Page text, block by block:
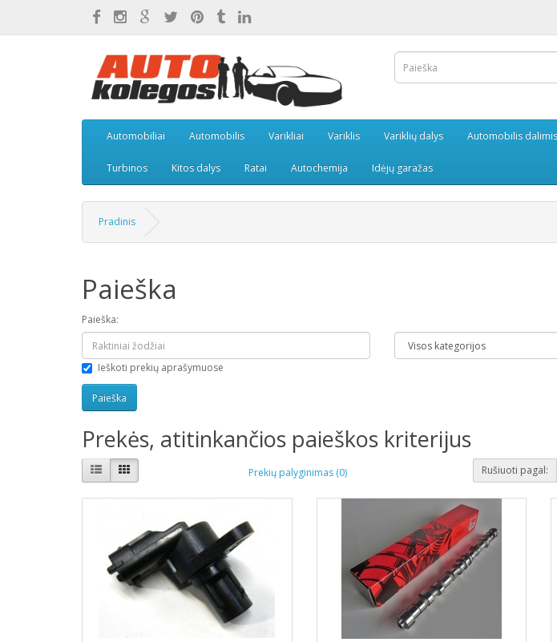
Automobiliai Automobilis Varikliai Variklis Variklių dalys Automobilis dalimis
Turbinos Kitos dalys Ratai Autochemija Idėjų garažas
Pradinis
Paieška
Paieška:
Ieškoti prekių aprašymuose
Prekės, atitinkančios paieškos kriterijus
Prekių palyginimas (0) Rušiuoti pagal: